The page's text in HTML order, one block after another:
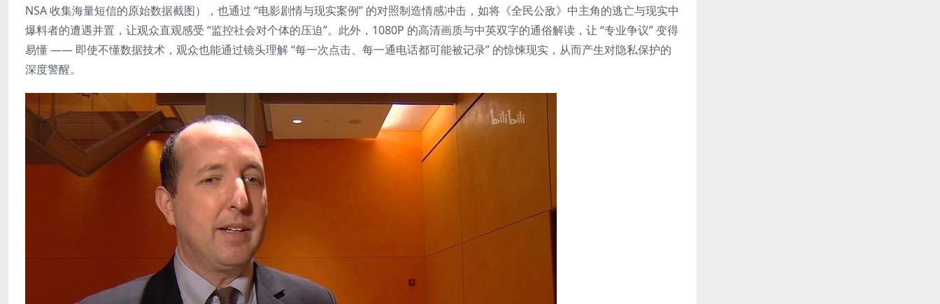
NSA 收集海量短信的原始数据截图），也通过 “电影剧情与现实案例” 的对照制造情感冲击，如将《全民公敌》中主角的逃亡与现实中
爆料者的遭遇并置，让观众直观感受 “监控社会对个体的压迫”。此外，1080P 的高清画质与中英双字的通俗解读，让 “专业争议” 变得
易懂 —— 即使不懂数据技术，观众也能通过镜头理解 “每一次点击、每一通电话都可能被记录” 的惊悚现实，从而产生对隐私保护的
深度警醒。